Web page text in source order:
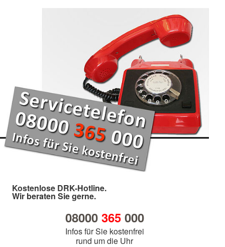
Kostenlose DRK-Hotline.
Wir beraten Sie gerne.
08000 365000
Infos für Sie kostenfrei
rund um die Uhr